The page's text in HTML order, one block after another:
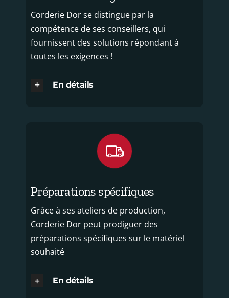
Corderie Dor se distingue par la
compétence de ses conseillers, qui
fournissent des solutions répondant à
toutes les exigences !
En détails
Préparations spécifiques
Grâce à ses ateliers de production,
Corderie Dor peut prodiguer des
préparations spécifiques sur le matériel
souhaité
En détails